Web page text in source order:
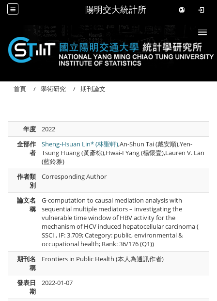
陽明交大統計所
首頁 學術研究 期刊論文
年度
2022
全部作
者
Sheng-Hsuan Lin* (林聖軒),An-Shun Tai (戴安順),Yen-
Tsung Huang (黃彥棕),Hwai-I Yang (楊懷壹),Lauren V. Lan
(藍鈴雅)
作者類
別
Corresponding Author
論文名
稱
G-computation to causal mediation analysis with
sequential multiple mediators – investigating the
vulnerable time window of HBV activity for the
mechanism of HCV induced hepatocellular carcinoma (
SSCI , IF: 3.709; Category: public, environmental &
occupational health; Rank: 36/176 (Q1))
期刊名
稱
Frontiers in Public Health (本人為通訊作者)
發表日
期
2022-01-07